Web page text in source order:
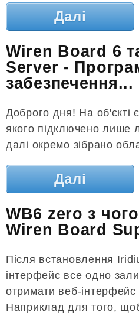
Далі
Wiren Board 6
Server -
забезпечення...
Доброго дня! На об'єкті
якого підключено лише
далі окремо зібрано
Далі
WB6 zero з
Wiren Board
Після встановлення
інтерфейс все одно
отримати веб-
Наприклад для того,